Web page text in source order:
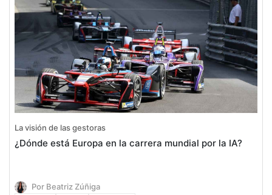
La visión de las gestoras
¿Dónde está Europa en la carrera mundial por la IA?
Por Beatriz Zúñiga